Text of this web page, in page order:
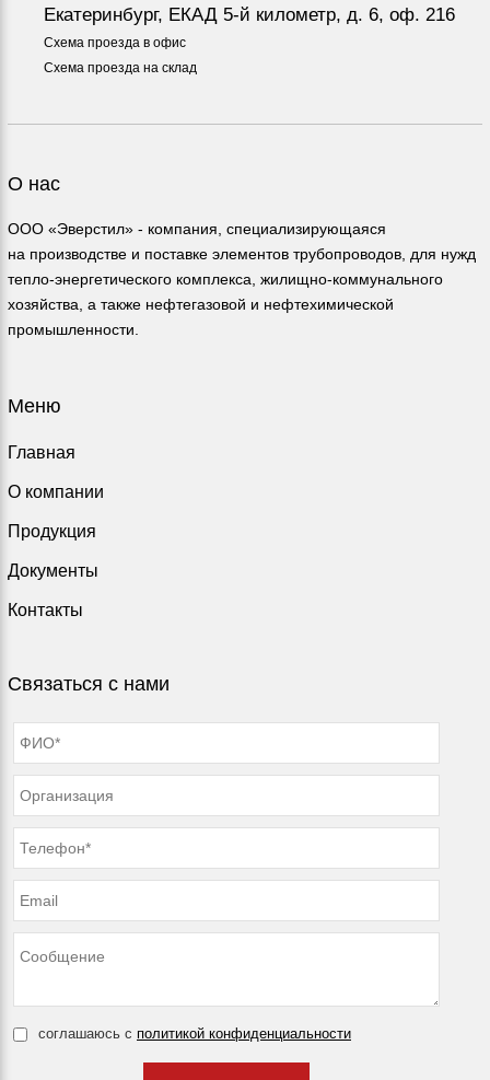
Екатеринбург, ЕКАД 5-й километр, д. 6, оф. 216
Схема проезда в офис
Схема проезда на склад
О нас
ООО «Эверстил» - компания, специализирующаяся
на производстве и поставке элементов трубопроводов, для нужд
тепло-энергетического комплекса, жилищно-коммунального
хозяйства, а также нефтегазовой и нефтехимической
промышленности.
Меню
Главная
О компании
Продукция
Документы
Контакты
Связаться с нами
соглашаюсь с политикой конфиденциальности